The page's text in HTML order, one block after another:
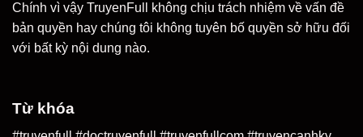
Chính vì vậy TruyenFull không chịu trách nhiệm về vấn đề
bản quyền hay chúng tôi không tuyên bố quyền sở hữu đối
với bất kỳ nội dung nào.
Từ khóa